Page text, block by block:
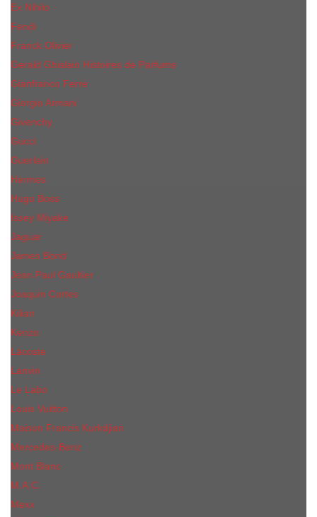
Ex Nihilo
Fendi
Franck Olivier
Gerald Ghislain Histoires de Parfums
Gianfranco Ferre
Giorgio Armani
Givenchy
Gucci
Guerlain
Hermes
Hugo Boss
Issey Miyake
Jaguar
James Bond
Jean Paul Gaultier
Joaquin Сortes
Kilian
Kenzo
Lacoste
Lanvin
Le Labo
Louis Vuitton
Maison Francis Kurkdjian
Mercedes-Benz
Mont Blanc
M.А.C.
Mexx